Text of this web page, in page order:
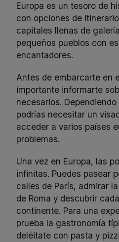
Europa es un tesoro de
con opciones de
capitales llenas de
pequeños pueblos con
encantadores.
Antes de embarcarte en
importante informarte
necesarios.
podrías necesitar un
acceder a varios países
problemas.
Una vez en Europa, las
infinitas. Puedes pasear
calles de París, admirar
de Roma y descubrir
continente. Para una
prueba la gastronomía
deléitate con pasta y